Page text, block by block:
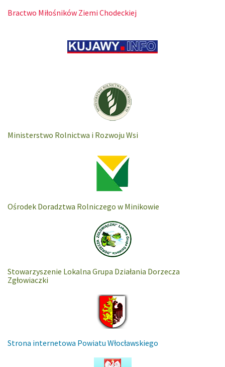
Bractwo Miłośników Ziemi Chodeckiej
Ministerstwo Rolnictwa i Rozwoju Wsi
Ośrodek Doradztwa Rolniczego w Minikowie
Stowarzyszenie Lokalna Grupa Działania Dorzecza
Zgłowiaczki
Strona internetowa Powiatu Włocławskiego